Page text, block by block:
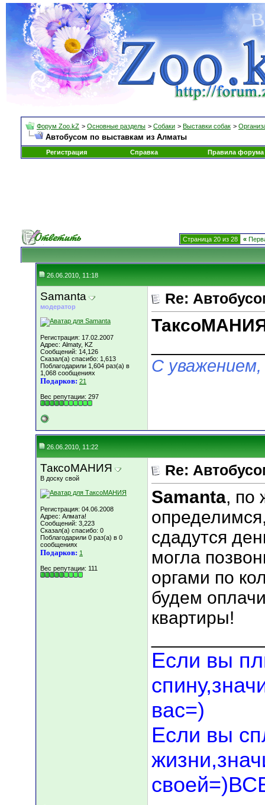
Форум Zoo.kZ > Основные разделы > Собаки > Выставки собак >
Автобусом по выставкам из Алматы
Регистрация Справка Правила форума
Страница 20 из 28 «
26.06.2010, 11:18
Samanta
модератор
Регистрация: 17.02.2007
Адрес: Almaty, KZ
Сообщений: 14,126
Сказал(а) спасибо: 1,613
Поблагодарили 1,604 раз(а) в
1,068 сообщениях
Подарков: 21
Вес репутации: 297
Re:
С
26.06.2010, 11:22
ТаксоМАНИЯ
В доску свой
Регистрация: 04.06.2008
Адрес: Алмата!
Сообщений: 3,223
Сказал(а) спасибо: 0
Поблагодарили 0 раз(а) в 0
сообщениях
Подарков: 1
Вес репутации: 111
Re:
Samanta, по
сдадутся
могла
оргами по
будем
квартиры!
Если вы
вас=)
Если вы